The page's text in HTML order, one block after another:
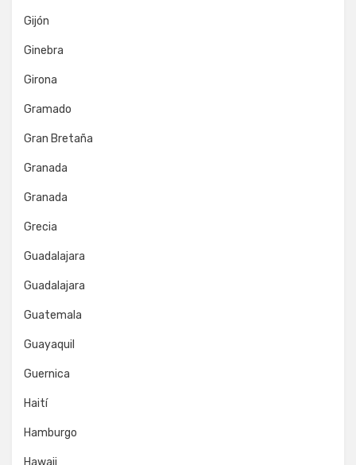
Gijón
Ginebra
Girona
Gramado
Gran Bretaña
Granada
Granada
Grecia
Guadalajara
Guadalajara
Guatemala
Guayaquil
Guernica
Haití
Hamburgo